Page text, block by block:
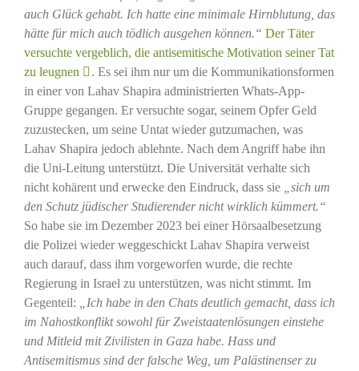
auch Glück gehabt. Ich hatte eine minimale Hirnblutung, das
hätte für mich auch tödlich ausgehen können.“ Der Täter
versuchte vergeblich, die antisemitische Motivation seiner Tat
zu leugnen
. Es sei ihm nur um die Kommunikationsformen
in einer von Lahav Shapira administrierten Whats-App-
Gruppe gegangen. Er versuchte sogar, seinem Opfer Geld
zuzustecken, um seine Untat wieder gutzumachen, was
Lahav Shapira jedoch ablehnte. Nach dem Angriff habe ihn
die Uni-Leitung unterstützt. Die Universität verhalte sich
nicht kohärent und erwecke den Eindruck, dass sie
„sich um
den Schutz jüdischer Studierender nicht wirklich kümmert.“
So habe sie im Dezember 2023 bei einer Hörsaalbesetzung
die Polizei wieder weggeschickt Lahav Shapira verweist
auch darauf, dass ihm vorgeworfen wurde, die rechte
Regierung in Israel zu unterstützen, was nicht stimmt. Im
Gegenteil:
„Ich habe in den Chats deutlich gemacht, dass ich
im Nahostkonflikt sowohl für Zweistaatenlösungen einstehe
und Mitleid mit Zivilisten in Gaza habe. Hass und
Antisemitismus sind der falsche Weg, um Palästinenser zu